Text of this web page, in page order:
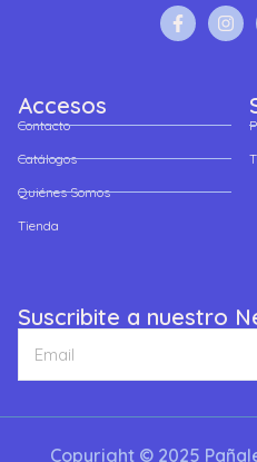
Accesos
Contacto
Catálogos
Quiénes Somos
Tienda
Suscribite a nuestro
Copyright © 2025